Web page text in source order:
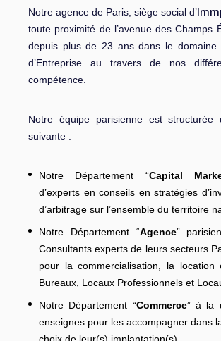
Notre agence de Paris, siège social d’
toute proximité de l’avenue des Champs
depuis plus de 23 ans dans le domaine
d’Entreprise au travers de nos
compétence.
Notre équipe parisienne est structurée
suivante :
Notre Département “Capital
d’experts en conseils en stratégies
d’arbitrage sur l’ensemble du territoire
Notre Département “Agence”
Consultants experts de leurs secteurs
pour la commercialisation, la
Bureaux, Locaux Professionnels et
Notre Département “Commerce” à la
enseignes pour les accompagner dans